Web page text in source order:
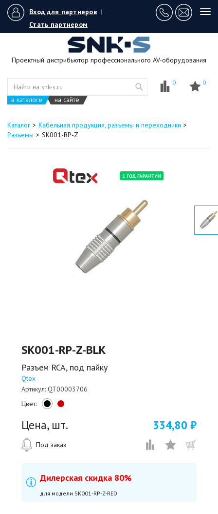
Вход для партнеров |
Стать партнером
Проектный дистрибьютор профессионального AV-оборудования
в каталоге на сайте
0 0
Каталог
Кабельная продукция, разъемы и переходники
Разъемы
SK001-RP-Z
SK001-RP-Z-BLK
Разъем RCA, под пайку
Qtex
Артикул: QT00003706
Цвет:
Цена, шт. 334,80 ₽
Под заказ
Дилерская скидка 80%
для модели SK001-RP-Z-RED